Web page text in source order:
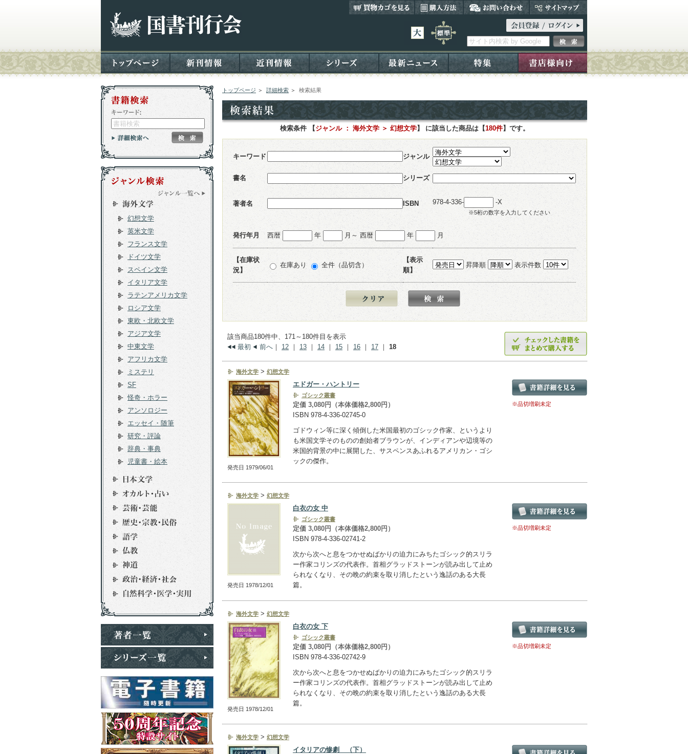
トップページ ＞ 詳細検索 ＞ 検索結果
検索条件 【ジャンル ： 海外文学 ＞ 幻想文学】 に該当した商品は【180件】です。
キーワード ジャンル
書名 シリーズ
著者名 ISBN 978-4-336- -X
※5桁の数字を入力してください
発行年月 西暦 年 月～ 西暦 年 月
【在庫状
況】
在庫あり 全件（品切含）
【表示
順】
昇降順 表示件数
該当商品180件中、171～180件目を表示
最初
前へ ｜ 12 ｜ 13 ｜ 14 ｜ 15 ｜ 16 ｜ 17 ｜ 18
海外文学 > 幻想文学
発売日 1979/06/01
エドガー・ハントリー
ゴシック叢書
定価 3,080円（本体価格2,800円）
ISBN 978-4-336-02745-0
ゴドウィン等に深く傾倒した米国最初のゴシック作家、というより
も米国文学そのものの創始者ブラウンが、インディアンや辺境等の
米国的背景の中に展開した、サスペンスあふれるアメリカン・ゴシ
ックの傑作。
※品切増刷未定
海外文学 > 幻想文学
発売日 1978/12/01
白衣の女 中
ゴシック叢書
定価 3,080円（本体価格2,800円）
ISBN 978-4-336-02741-2
次から次へと息をつかせぬばかりの迫力にみちたゴシック的スリラ
ー作家コリンズの代表作。首相グラッドストーンが読み出して止め
られなくなり、その晩の約束を取り消したという逸話のある大長
篇。
※品切増刷未定
海外文学 > 幻想文学
発売日 1978/12/01
白衣の女 下
ゴシック叢書
定価 3,080円（本体価格2,800円）
ISBN 978-4-336-02742-9
次から次へと息をつかせぬばかりの迫力にみちたゴシック的スリラ
ー作家コリンズの代表作。首相グラッドストーンが読み出して止め
られなくなり、その晩の約束を取り消したという逸話のある大長
篇。
※品切増刷未定
海外文学 > 幻想文学
イタリアの惨劇 （下）
幻想文学
英米文学
フランス文学
ドイツ文学
スペイン文学
イタリア文学
ラテンアメリカ文学
ロシア文学
東欧・北欧文学
アジア文学
中東文学
アフリカ文学
ミステリ
SF
怪奇・ホラー
アンソロジー
エッセイ・随筆
研究・評論
辞典・事典
児童書・絵本